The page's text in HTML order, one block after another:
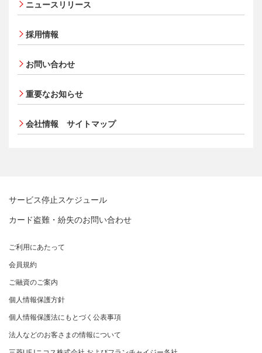
タッチ決済
特典・サービス
カードローン・キャッシング
お客さまサポート
サイトマップ
特典・サービス
選べるお支払方法
キャッシング
お客さまサポート
ポイントプログラム
選べるお支払方法
[対面加盟店さまへ] 不正利用対策のお願い
ご契約店舗追加のご案内
売上に関するお手続き
ブランドマークのご利用
加盟店振込明細WEBサービスのご案内
各種お問い合わせ
加盟店さま向けお問い合わせ
ト）
法人向けポータルサイト
財務情報
電子公告
情報セキュリティの取り組み
リスク管理
マネー・ローンダリングおよびテロ資金供与等の対策に
個人情報保護方針
クレジットポリシー
金融商品販売などの勧誘方針
お客さま応対における当社の方針
SDGsの達成に向けて
お客さまに寄り添う
従業員とともに
MUFGグループ/サステナビリティサイト
ニュースリリース
採用情報
お問い合わせ
重要なお知らせ
会社情報 サイトマップ
サービス停止スケジュール
カード盗難・紛失のお問い合わせ
ご利用にあたって
会員規約
ご融資のご案内
個人情報保護方針
個人情報保護法にもとづく公表事項
法人などのお客さまの情報について